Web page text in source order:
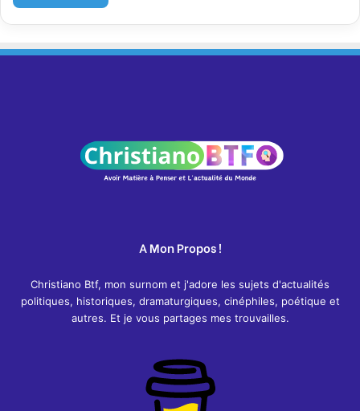
A Mon Propos !
Christiano Btf, mon surnom et j'adore les sujets d'actualités
politiques, historiques, dramaturgiques, cinéphiles, poétique et
autres. Et je vous partages mes trouvailles.